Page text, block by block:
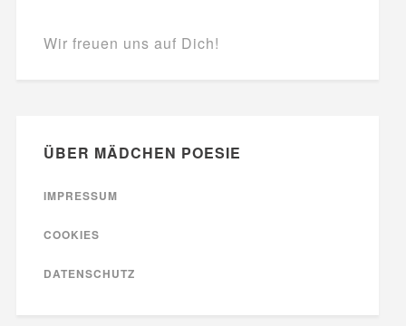
Wir freuen uns auf Dich!
ÜBER MÄDCHEN POESIE
IMPRESSUM
COOKIES
DATENSCHUTZ